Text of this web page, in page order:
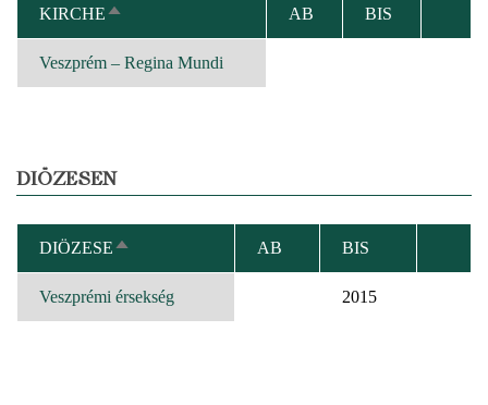
KIRCHEABSTEIGEND
SORTIEREN
AB BIS
Veszprém – Regina Mundi
DIÖZESEN
DIÖZESEABSTEIGEND
SORTIEREN
AB BIS
Veszprémi érsekség 2015